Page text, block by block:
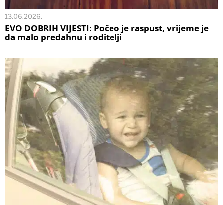
13.06.2026.
EVO DOBRIH VIJESTI: Počeo je raspust, vrijeme je
da malo predahnu i roditelji